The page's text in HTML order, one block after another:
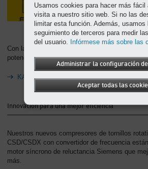
Con la calculadora de nuestro KAESER
potencial de optimización de su estación de
KAESER Toolbox
Innovación para una mejor eficiencia
Nuestros nuevos compresores de tornillos
CSD/CSDX con convertidor de frecuencia
motor síncrono de reluctancia Siemens que
más.
Usamos cookies para hacer más fácil
visita a nuestro sitio web. Si no las
limitar esta función. Además, usamos
seguimiento de terceros para medir
del usuario. Infórmese más sobre las
Administrar la configuración
Aceptar todas las